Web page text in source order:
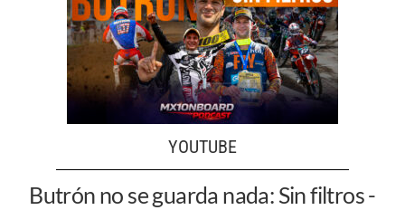
YOUTUBE
Butrón no se guarda nada: Sin filtros -